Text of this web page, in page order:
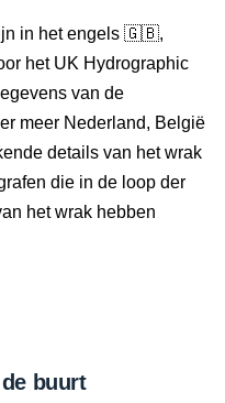
in het engels 🇬🇧,
het UK Hydrographic
van de
meer Nederland, België
details van het wrak
die in de loop der
het wrak hebben
buurt